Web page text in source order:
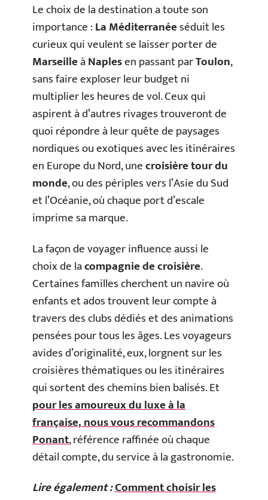
Le choix de la destination a toute son
importance :La Méditerranéeséduit les
curieux qui veulent se laisser porter de
MarseilleàNaplesen passant parToulon,
sans faire exploser leur budget ni
multiplier les heures de vol. Ceux qui
aspirent à d’autres rivages trouveront de
quoi répondre à leur quête de paysages
nordiques ou exotiques avec les itinéraires
en Europe du Nord, unecroisière tour du
monde, ou des périples vers l’Asie du Sud
et l’Océanie, où chaque port d’escale
imprime sa marque.
La façon de voyager influence aussi le
choix de lacompagnie de croisière.
Certaines familles cherchent un navire où
enfants et ados trouvent leur compte à
travers des clubs dédiés et des animations
pensées pour tous les âges. Les voyageurs
avides d’originalité, eux, lorgnent sur les
croisières thématiques ou les itinéraires
qui sortent des chemins bien balisés. Et
pour les amoureux du luxe à la
française, nous vous recommandons
Ponant, référence raffinée où chaque
détail compte, du service à la gastronomie.
Lire également :Comment choisir les